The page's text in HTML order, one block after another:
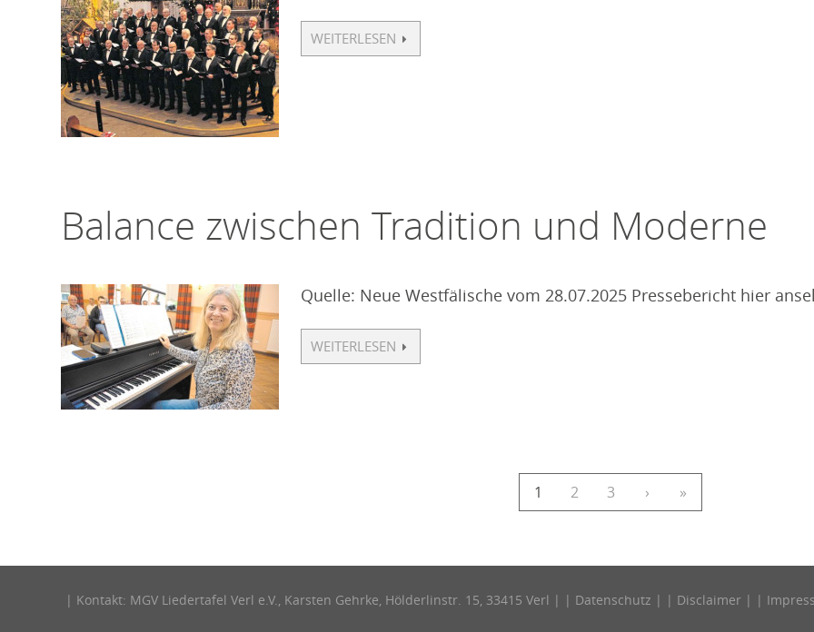
WEITERLESEN
Balance zwischen Tradition und Moderne
Quelle: Neue Westfälische vom 28.07.2025 Pressebericht hier
WEITERLESEN
1 2 3 › »
| Kontakt: MGV Liedertafel Verl e.V., Karsten Gehrke, Hölderlinstr. 15, 33415 Verl | | Datenschutz | | Disclaimer | |